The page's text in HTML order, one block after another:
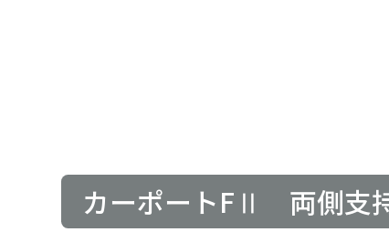
カーポートFⅡ 両側支